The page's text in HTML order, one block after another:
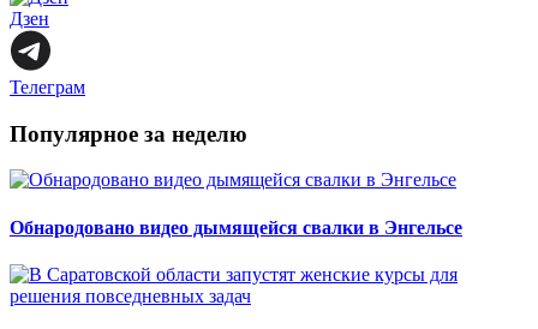
Дзен
Телеграм
Популярное за неделю
Обнародовано видео дымящейся свалки в Энгельсе